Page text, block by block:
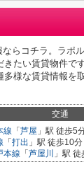
らコチラ。ラポ
たい賃貸物件で
様な賃貸情報を
交通
線 「 芦屋 」駅 徒歩5
「 打出 」駅 徒歩10分
本線 「 芦屋川 」駅